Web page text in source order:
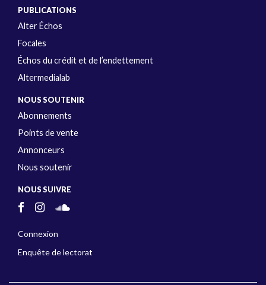
PUBLICATIONS
Alter Échos
Focales
Échos du crédit et de l’endettement
Altermedialab
NOUS SOUTENIR
Abonnements
Points de vente
Annonceurs
Nous soutenir
NOUS SUIVRE
Connexion
Enquête de lectorat